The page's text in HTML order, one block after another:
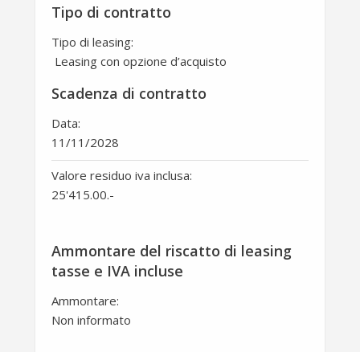
Tipo di contratto
Tipo di leasing:
Leasing con opzione d’acquisto
Scadenza di contratto
Data:
11/11/2028
Valore residuo iva inclusa:
25'415.00.-
Ammontare del riscatto di leasing
tasse e IVA incluse
Ammontare:
Non informato